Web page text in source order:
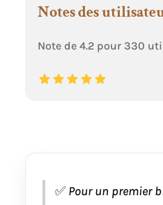
Notes des
Note de 4.2 pour 330
✅Pour un premier